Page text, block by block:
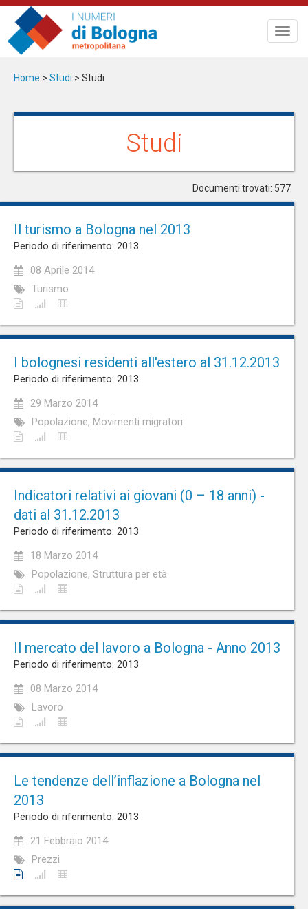
Salta
contenuto
principale
Home > Studi > Studi
Studi
Documenti trovati: 577
Il turismo a Bologna nel 2013
Periodo di riferimento: 2013
08 Aprile 2014
Turismo
I bolognesi residenti all'estero al 31.12.2013
Periodo di riferimento: 2013
29 Marzo 2014
Popolazione, Movimenti migratori
Indicatori relativi ai giovani (0 – 18 anni) -
dati al 31.12.2013
Periodo di riferimento: 2013
18 Marzo 2014
Popolazione, Struttura per età
Il mercato del lavoro a Bologna - Anno 2013
Periodo di riferimento: 2013
08 Marzo 2014
Lavoro
Le tendenze dell’inflazione a Bologna nel
2013
Periodo di riferimento: 2013
21 Febbraio 2014
Prezzi